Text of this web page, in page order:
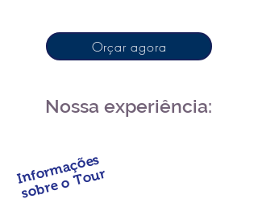
Orçar agora
Nossa experiência:
Informações
sobre o Tour